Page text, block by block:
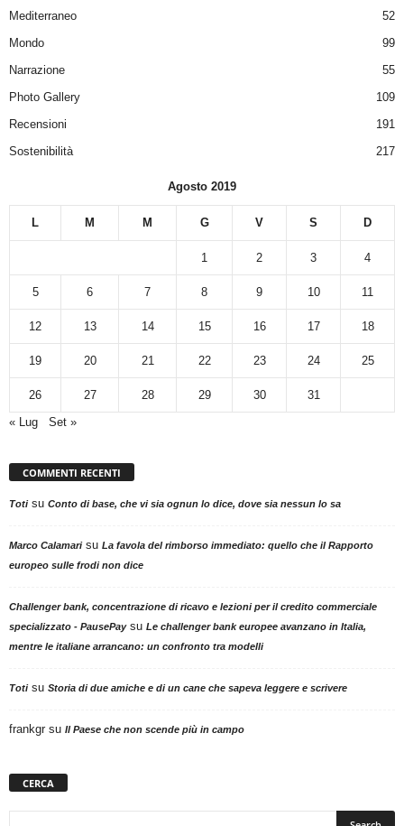
Mediterraneo
52
Mondo
99
Narrazione
55
Photo Gallery
109
Recensioni
191
Sostenibilità
217
Agosto 2019
L M M G V S D
1 2 3 4
5 6 7 8 9 10 11
12 13 14 15 16 17 18
19 20 21 22 23 24 25
26 27 28 29 30
31
« Lug
Set »
COMMENTI RECENTI
Totisu Conto di base, che vi sia ognun lo dice, dove sia nessun lo sa
Marco Calamarisu La favola del rimborso immediato: quello che il Rapporto
europeo sulle frodi non dice
Challenger bank, concentrazione di ricavo e lezioni per il credito commerciale
specializzato - PausePaysu Le challenger bank europee avanzano in Italia,
mentre le italiane arrancano: un confronto tra modelli
Totisu Storia di due amiche e di un cane che sapeva leggere e scrivere
frankgr su Il Paese che non scende più in campo
CERCA